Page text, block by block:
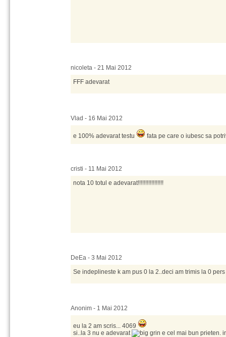
nicoleta - 21 Mai 2012
FFF adevarat
Vlad - 16 Mai 2012
e 100% adevarat testu fata pe care o iubesc sa
cristi - 11 Mai 2012
nota 10 totul e adevarat!!!!!!!!!!!!!!!!!
DeEa - 3 Mai 2012
Se indeplineste k am pus 0 la 2..deci am trimis la 0
Anonim - 1 Mai 2012
eu la 2 am scris... 4069
si..la 3 nu e adevarat
e cel mai bun prieten.